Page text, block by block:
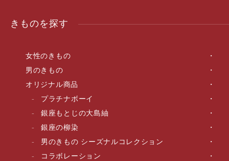
きものを探す
女性のきもの
男のきもの
オリジナル商品
プラチナボーイ
銀座もとじの大島紬
銀座の柳染
男のきもの シーズナルコレクション
コラボレーション